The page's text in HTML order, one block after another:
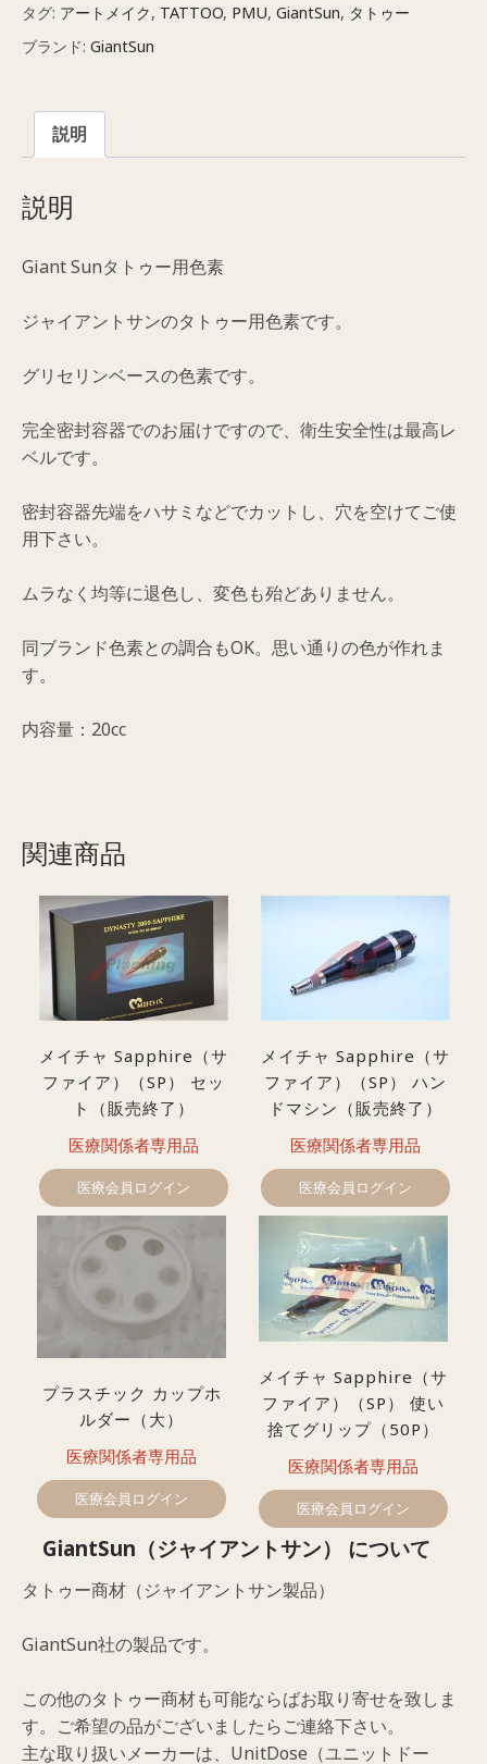
サ
ン
素
色
（Skin）
個
タグ: アートメイク, TATTOO, PMU, GiantSun, タトゥー
ブランド: GiantSun
説明
説明
Giant Sunタトゥー用色素
ジャイアントサンのタトゥー用色素です。
グリセリンベースの色素です。
完全密封容器でのお届けですので、衛生安全性は最高レ
ベルです。
密封容器先端をハサミなどでカットし、穴を空けてご使
用下さい。
ムラなく均等に退色し、変色も殆どありません。
同ブランド色素との調合もOK。思い通りの色が作れま
す。
内容量：20cc
関連商品
メイチャ Sapphire（サ
ファイア）（SP） セッ
ト（販売終了）
医療関係者専用品
医療会員ログイン
メイチャ Sapphire（サ
ファイア）（SP） ハン
ドマシン（販売終了）
医療関係者専用品
医療会員ログイン
プラスチック カップホ
ルダー（大）
医療関係者専用品
医療会員ログイン
メイチャ Sapphire（サ
ファイア）（SP） 使い
捨てグリップ（50P）
医療関係者専用品
医療会員ログイン
GiantSun（ジャイアントサン） について
タトゥー商材（ジャイアントサン製品）
GiantSun社の製品です。
この他のタトゥー商材も可能ならばお取り寄せを致しま
す。ご希望の品がございましたらご連絡下さい。
主な取り扱いメーカーは、UnitDose（ユニットドー